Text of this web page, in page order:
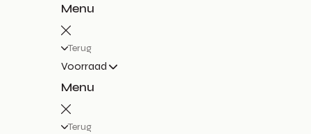
Menu
Terug
Voorraad
Menu
Terug